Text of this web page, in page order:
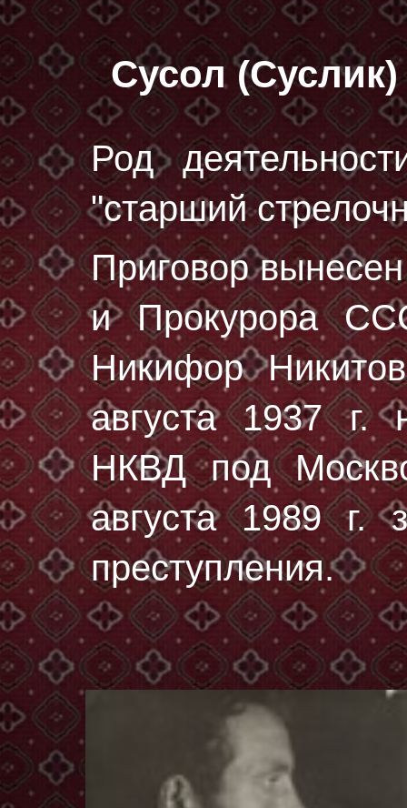
Сусол
Род
"старший
Приговор
и Прокурора
Никифор
августа 1937 г.
НКВД под
августа 1989 г.
преступления.